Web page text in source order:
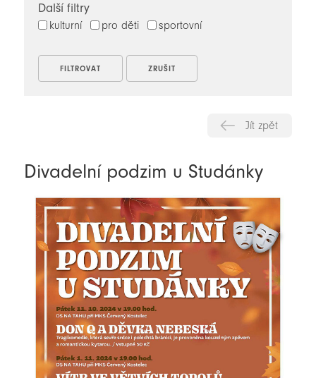
Další filtry
kulturní pro děti sportovní
Jít zpět
Divadelní podzim u Studánky